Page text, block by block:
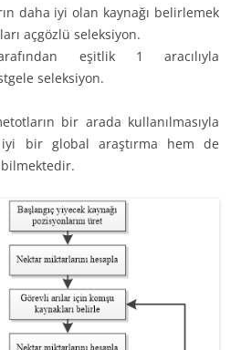
daha iyi olan kaynağı belirlemek
açgözlü seleksiyon.
eşitlik 1 aracılıyla
seleksiyon.
bir arada kullanılmasıyla
iyi bir global araştırma hem de